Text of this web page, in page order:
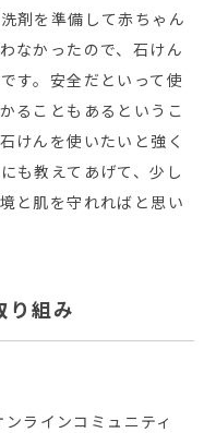
剤を準備して赤ちゃん
なかったので、石けん
す。安全だといって使
ることもあるというこ
けんを使いたいと強く
も教えてあげて、少し
と肌を守れればと思い
り組み
ラインコミュニティ